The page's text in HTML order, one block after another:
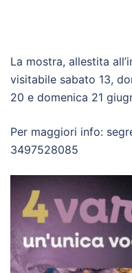
La mostra, allestita
visitabile sabato 13,
20 e domenica 21
Per maggiori info:
3497528085